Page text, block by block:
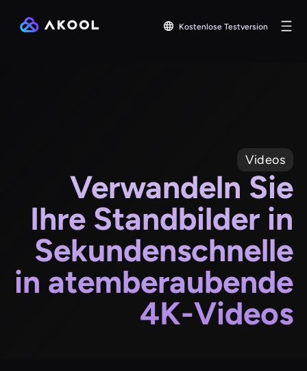
Kostenlose Testversion
Videos
Verwandeln Sie
Ihre Standbilder in
Sekundenschnelle
in atemberaubende
4K-Videos